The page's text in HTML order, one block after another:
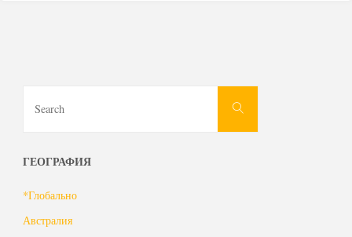
Search
ГЕОГРАФИЯ
*Глобально
Австралия